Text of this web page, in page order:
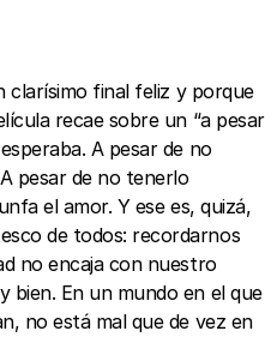
clarísimo final feliz y porque
recae sobre un “a pesar
A pesar de no
pesar de no tenerlo
el amor. Y ese es, quizá,
de todos: recordarnos
no encaja con nuestro
bien. En un mundo en el que
no está mal que de vez en